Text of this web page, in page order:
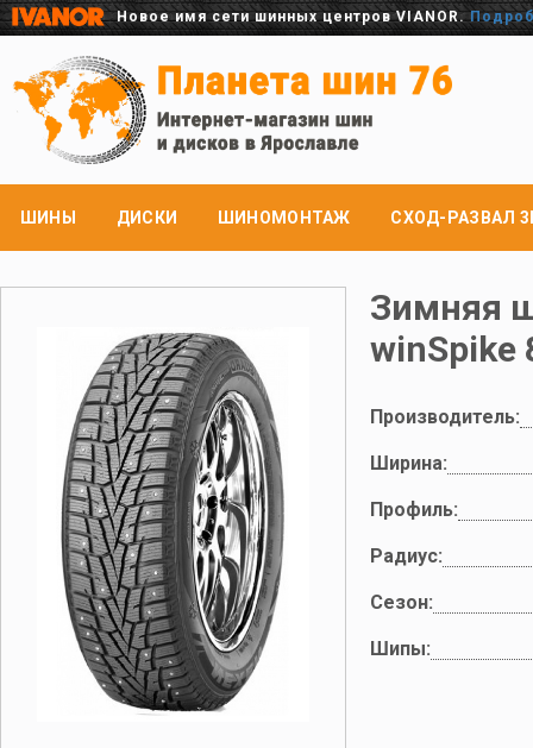
Новое имя сети шинных центров VIANOR.
ШИНЫ ДИСКИ ШИНОМОНТАЖ СХОД-РАЗВАЛ
Зимняя
winSpike
Производитель:
Ширина:
Профиль:
Радиус:
Сезон:
Шипы: